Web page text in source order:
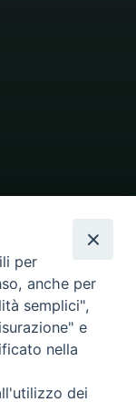
per
anche per
semplici",
e
nella
dei